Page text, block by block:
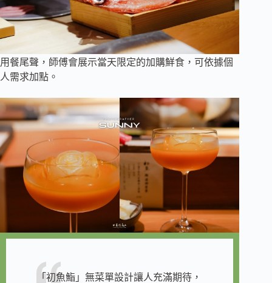
用餐尾聲，師傅會展示當天限定的加購鮮食，可依據個
人需求加點。
「初魚鮨」無菜單設計讓人充滿期待，